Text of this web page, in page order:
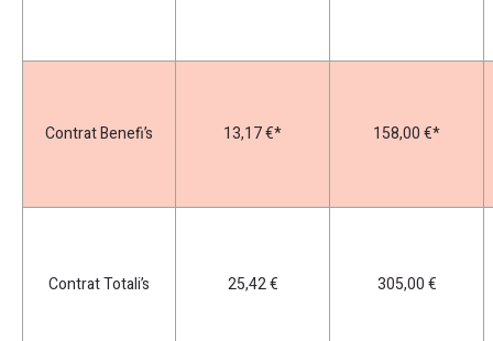
Contrat Benefi’s 13,17 €* 158,00 €*
Contrat Totali’s 25,42 € 305,00 €